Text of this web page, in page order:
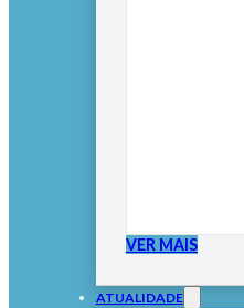
VER MAIS
ATUALIDADE